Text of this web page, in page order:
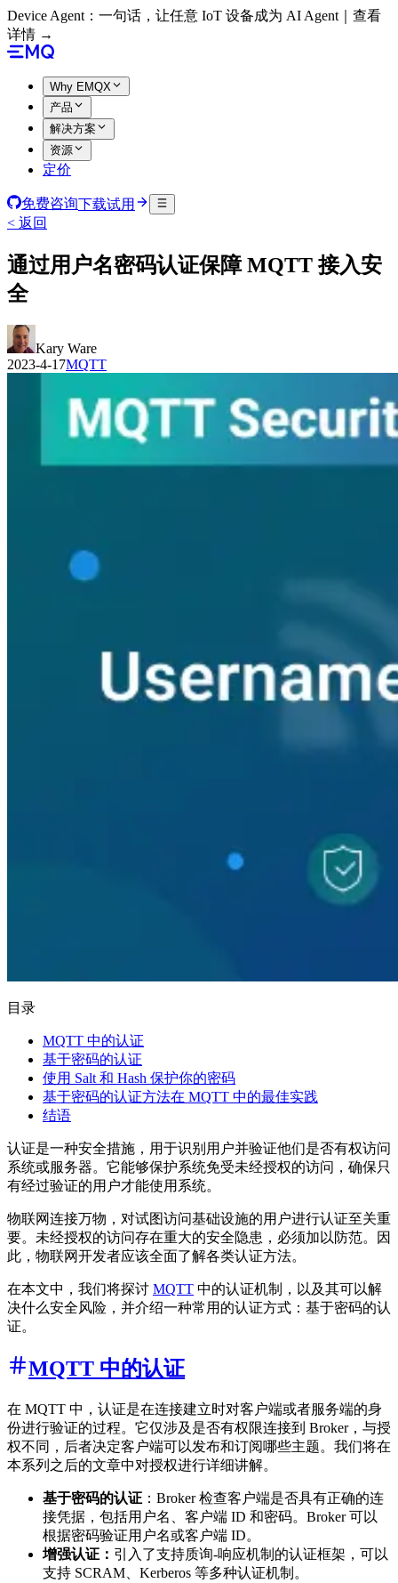
Device Agent：一句话，让任意 IoT 设备成为 AI Agent｜查看
详情 →
Why EMQX
产品
解决方案
资源
定价
免费咨询下载试用
< 返回
通过用户名密码认证保障 MQTT 接入安
全
Kary Ware
2023-4-17MQTT
目录
MQTT 中的认证
基于密码的认证
使用 Salt 和 Hash 保护你的密码
基于密码的认证方法在 MQTT 中的最佳实践
结语
认证是一种安全措施，用于识别用户并验证他们是否有权访问
系统或服务器。它能够保护系统免受未经授权的访问，确保只
有经过验证的用户才能使用系统。
物联网连接万物，对试图访问基础设施的用户进行认证至关重
要。未经授权的访问存在重大的安全隐患，必须加以防范。因
此，物联网开发者应该全面了解各类认证方法。
在本文中，我们将探讨 MQTT 中的认证机制，以及其可以解
决什么安全风险，并介绍一种常用的认证方式：基于密码的认
证。
MQTT 中的认证
在 MQTT 中，认证是在连接建立时对客户端或者服务端的身
份进行验证的过程。它仅涉及是否有权限连接到 Broker，与授
权不同，后者决定客户端可以发布和订阅哪些主题。我们将在
本系列之后的文章中对授权进行详细讲解。
基于密码的认证 ：Broker 检查客户端是否具有正确的连
接凭据，包括用户名、客户端 ID 和密码。Broker 可以
根据密码验证用户名或客户端 ID。
增强认证： 引入了支持质询-响应机制的认证框架，可以
支持 SCRAM、Kerberos 等多种认证机制。